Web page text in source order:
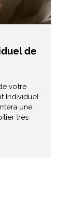
de
votre
Individuel
une
très